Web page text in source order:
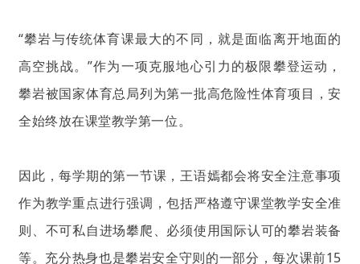
“攀岩与传统体育课最大的不同，就是面临离开地面的
高空挑战。”作为一项克服地心引力的极限攀登运动，
攀岩被国家体育总局列为第一批高危险性体育项目，安
全始终放在课堂教学第一位。
因此，每学期的第一节课，王语嫣都会将安全注意事项
作为教学重点进行强调，包括严格遵守课堂教学安全准
则、不可私自进场攀爬、必须使用国际认可的攀岩装备
等。充分热身也是攀岩安全守则的一部分，每次课前15